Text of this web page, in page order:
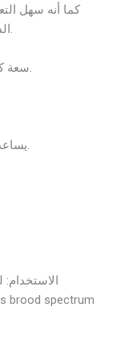
كما أنه سهل
الاستخدام: